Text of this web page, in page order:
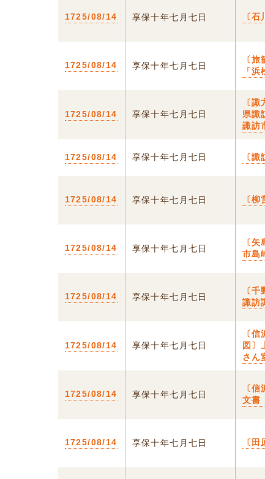
1725/08/14 享保十年七月七日 〔
1725/08/14 享保十年七月七日
〔
「
1725/08/14 享保十年七月七日
〔
県諏
諏訪
1725/08/14 享保十年七月七日 〔
1725/08/14 享保十年七月七日 〔柳
1725/08/14 享保十年七月七日
〔
市島
1725/08/14 享保十年七月七日
〔
諏訪
1725/08/14 享保十年七月七日
〔
図〕
さん
1725/08/14 享保十年七月七日
〔
文書
1725/08/14 享保十年七月七日 〔